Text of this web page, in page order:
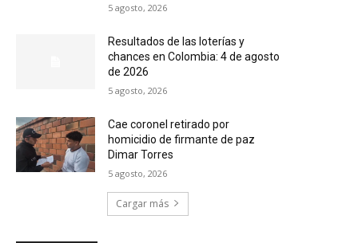
5 agosto, 2026
Resultados de las loterías y
chances en Colombia: 4 de agosto
de 2026
5 agosto, 2026
Cae coronel retirado por
homicidio de firmante de paz
Dimar Torres
5 agosto, 2026
Cargar más